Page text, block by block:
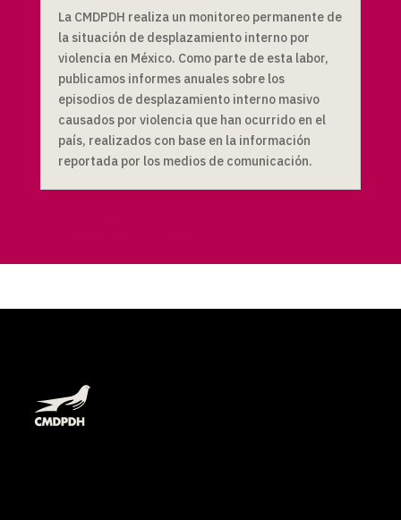
La CMDPDH realiza un monitoreo permanente de
la situación de desplazamiento interno por
violencia en México. Como parte de esta labor,
publicamos informes anuales sobre los
episodios de desplazamiento interno masivo
causados por violencia que han ocurrido en el
país, realizados con base en la información
reportada por los medios de comunicación.